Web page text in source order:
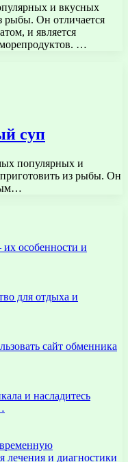
и вкусных
рыбы. Он отличается
и является
…
суп
популярных и
из рыбы. Он
особенности и
для отдыха и
сайт обменника
и насладитесь
и диагностики